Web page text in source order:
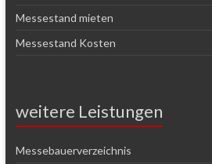
Messestand mieten
Messestand Kosten
weitere Leistungen
Messebauerverzeichnis